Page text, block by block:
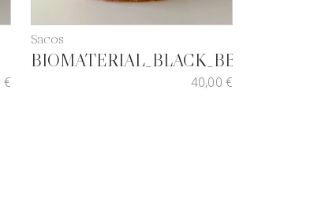
€
Sacos
BIOMATERIAL_BLACK_BB
40,00 €